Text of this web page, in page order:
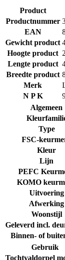
Product
Productnummer
EAN
Gewicht product
Hoogte product
Lengte product
Breedte product
Merk
N P K
Algemeen
Type
FSC-
Kleur
Lijn
PEFC
KOMO
Uitvoering
Afwerking
Woonstijl
Geleverd incl.
Binnen- of
Gebruik
Tochtvaldorpel